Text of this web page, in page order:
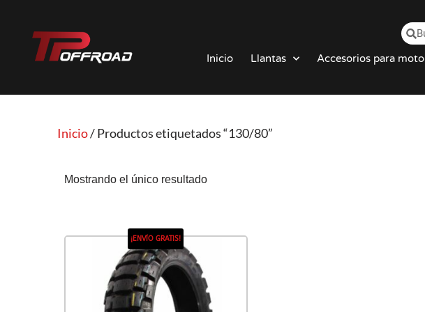
Saltar
Inicio Llantas Accesorios para moto
Inicio/ Productos etiquetados “130/80”
Mostrando el único resultado
¡ENVÍO GRATIS!